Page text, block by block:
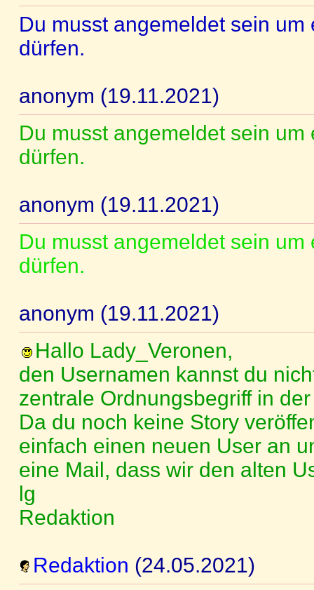
Du musst angemeldet sein um
dürfen.
anonym (19.11.2021)
Du musst angemeldet sein um
dürfen.
anonym (19.11.2021)
Du musst angemeldet sein um
dürfen.
anonym (19.11.2021)
Hallo Lady_Veronen,
den Usernamen kannst du
zentrale Ordnungsbegriff in
Da du noch keine Story
einfach einen neuen User an
eine Mail, dass wir den alten
lg
Redaktion
Redaktion (24.05.2021)